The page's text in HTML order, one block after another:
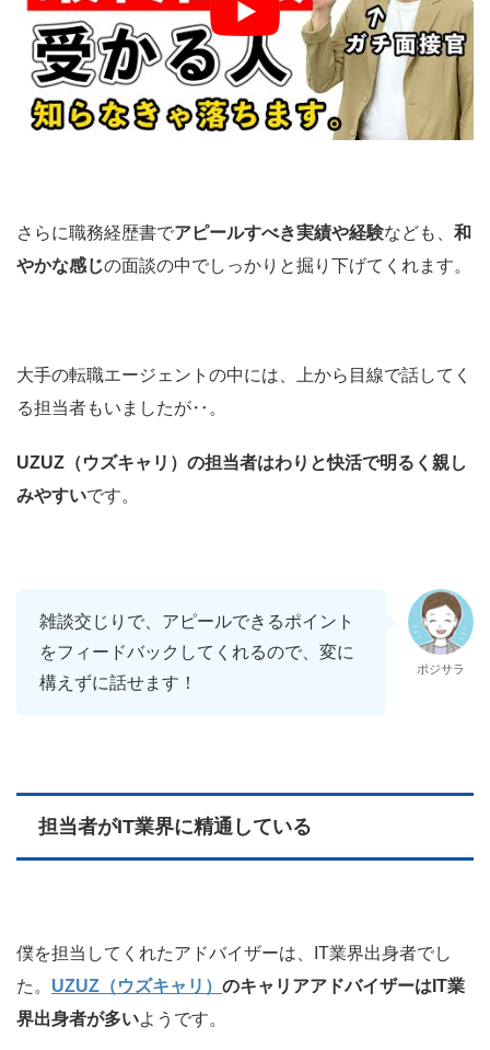
さらに職務経歴書でアピールすべき実績や経験なども、 和
やかな感じの面談の中でしっかりと掘り下げてくれます。
大手の転職エージェントの中には、上から目線で話してく
る担当者もいましたが‥。
UZUZ（ウズキャリ）の担当者はわりと快活で明るく親し
みやすいです。
雑談交じりで、アピールできるポイント
をフィードバックしてくれるので、変に
構えずに話せます！
ポジサラ
担当者がIT業界に精通している
僕を担当してくれたアドバイザーは、IT業界出身者でし
た。 UZUZ（ウズキャリ） のキャリアアドバイザーはIT業
界出身者が多いようです。